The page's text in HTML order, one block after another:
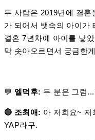
두 사람은 2019년에 결
가 되어서 뱃속의 아이가
결혼 7년차에 아이를 낳
막 솟아오르면서 궁금한
💬 엘덕후: 두 분은 그럼
🔴 조최애: 아 저희요~ 저
YAP라구.